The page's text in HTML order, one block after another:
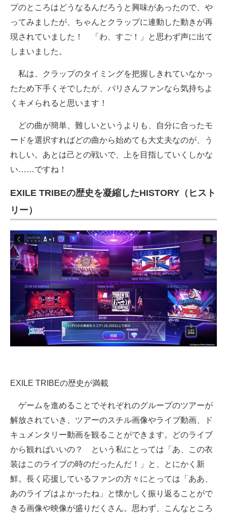
プのところはどうなるんだろうと興味があったので、や
ってみましたが、ちゃんとクラップに連動した動きが再
現されていました！ 「わ、すご！」と思わず声に出て
しまいました。
私は、クラップのタイミングを把握しきれていなかっ
たため下手くそでしたが、バリさんファンなら気持ちよ
くキメられると思います！
どの曲が簡単、難しいというよりも、自分に合ったモ
ードを選択すればどの曲から始めても大丈夫なのが、う
れしい。あとは己との戦いで、上を目指していくしかな
い……ですね！
EXILE TRIBEの歴史を凝縮したHISTORY（ヒスト
リー）
EXILE TRIBEの歴史が満載
ゲームを進めることでそれぞれのグループのツアーが
解放されていき、ツアーのスチル画像やライブ動画、ド
キュメンタリー動画を観ることができます。どのライブ
から観ればいいの？ という私にとっては「あ、この衣
装はこのライブの時のだったんだ！」と、とにかく新
鮮。長く応援しているファンの方々にとっては「ああ、
あのライブはよかったね」と懐かしく振り返ることがで
きる画像や映像が盛りだくさん。思わず、こんなところ